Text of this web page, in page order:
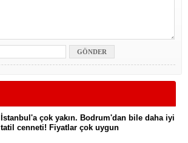
İstanbul'a çok yakın. Bodrum'dan bile daha iyi
tatil cenneti! Fiyatlar çok uygun